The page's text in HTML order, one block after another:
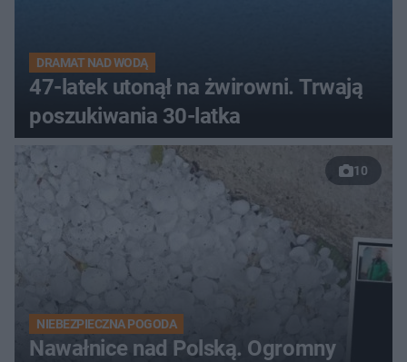
DRAMAT NAD WODĄ
47-latek utonął na żwirowni. Trwają
poszukiwania 30-latka
10
NIEBEZPIECZNA POGODA
Nawałnice nad Polską. Ogromny